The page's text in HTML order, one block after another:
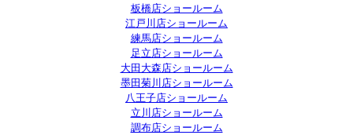
板橋店ショールーム
江戸川店ショールーム
練馬店ショールーム
足立店ショールーム
大田大森店ショールーム
墨田菊川店ショールーム
八王子店ショールーム
立川店ショールーム
調布店ショールーム